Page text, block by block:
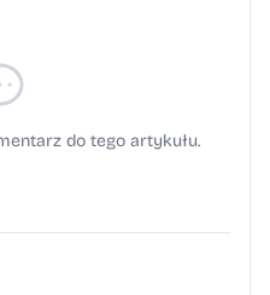
do tego artykułu.